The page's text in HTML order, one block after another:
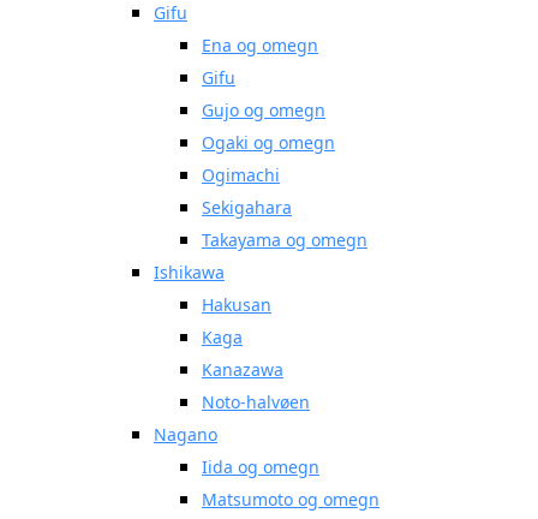
Gifu
Ena og omegn
Gifu
Gujo og omegn
Ogaki og omegn
Ogimachi
Sekigahara
Takayama og omegn
Ishikawa
Hakusan
Kaga
Kanazawa
Noto-halvøen
Nagano
Iida og omegn
Matsumoto og omegn